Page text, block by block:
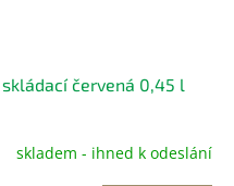
červená 0,45 l
skladem - ihned k odeslání